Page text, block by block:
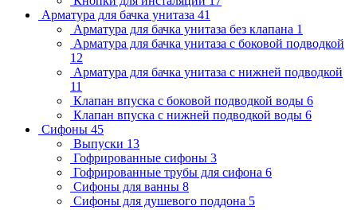
Арматура для бачка унитаза 41
Арматура для бачка унитаза без клапана 1
Арматура для бачка унитаза с боковой подводкой
12
Арматура для бачка унитаза с нижней подводкой
11
Клапан впуска с боковой подводкой воды 6
Клапан впуска с нижней подводкой воды 6
Сифоны 45
Выпуски 13
Гофрированные сифоны 3
Гофрированные трубы для сифона 6
Сифоны для ванны 8
Сифоны для душевого поддона 5